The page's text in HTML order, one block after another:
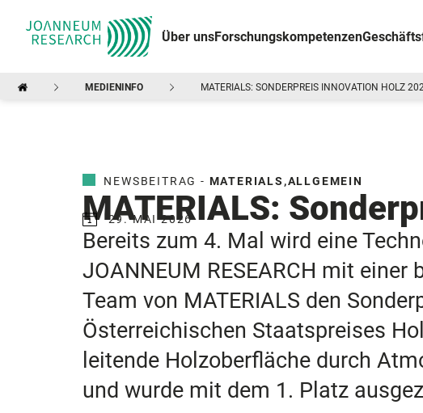
Über unsForschungskompetenzen
MEDIENINFO MATERIALS: SONDERPREIS INNOVATION HOLZ
NEWSBEITRAG - MATERIALS ,ALLGEMEIN
MATERIALS:
29. MAI 2026
Bereits zum 4. Mal wird eine
JOANNEUM RESEARCH mit
Team von MATERIALS den
Österreichischen Staatspreises
leitende Holzoberfläche durch
und wurde mit dem 1. Platz